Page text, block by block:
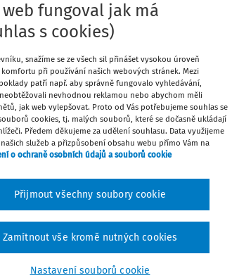
kteří jsou
Přihlaste se
Stáhnout
Tisknout
Poznámka
web fungoval jak má
s cookies)
snažíme se ze všech sil přinášet vysokou úroveň
při používání našich webových stránek. Mezi
patří např. aby správně fungovalo vyhledávání,
nevhodnou reklamou nebo abychom měli
jak web vylepšovat. Proto od Vás potřebujeme souhlas se
cookies, tj. malých souborů, které se dočasně ukládají
Předem děkujeme za udělení souhlasu. Data využijeme
služeb a přizpůsobení obsahu webu přímo Vám na
o ochraně osobních údajů a souborů cookie
Nastavení souborů cookie
Zamítnout vše kromě nutných cookies
Přijmout všechny soubory cookie